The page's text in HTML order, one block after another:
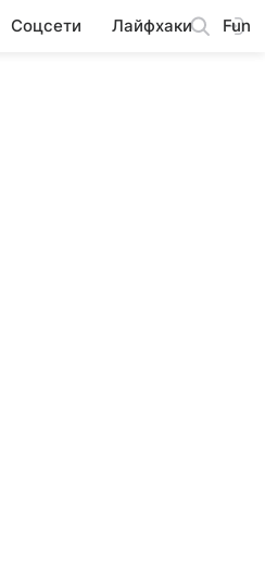
Соцсети Лайфхаки Fun